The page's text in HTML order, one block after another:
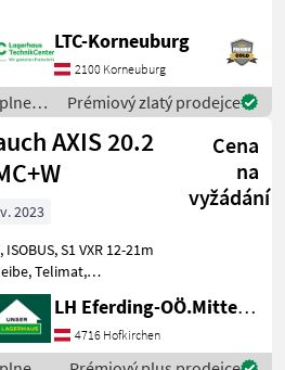
15; Bauart:
Antriebsart:
Antrieb;
Streuscheiben: 2;
LTC-Korneuburg
2100 Korneuburg
a
Prémiový zlatý prodejce
AXIS 20.2
Cena
na
vyžádání
2023
Telimat,
----
Sklopací
sadzač-súprava,
striekacie
LH Eferding-OÖ.Mitte, Landtechnik Hofkirchen
4716 Hofkirchen